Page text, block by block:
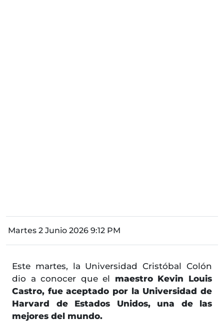
Martes 2 Junio 2026 9:12 PM
Este martes, la Universidad Cristóbal Colón
dio a conocer que el maestro Kevin Louis
Castro, fue aceptado por la Universidad de
Harvard de Estados Unidos, una de las
mejores del mundo.